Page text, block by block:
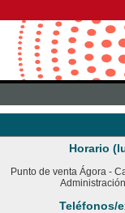
Horario
Punto de venta Ágora -
Teléfonos/